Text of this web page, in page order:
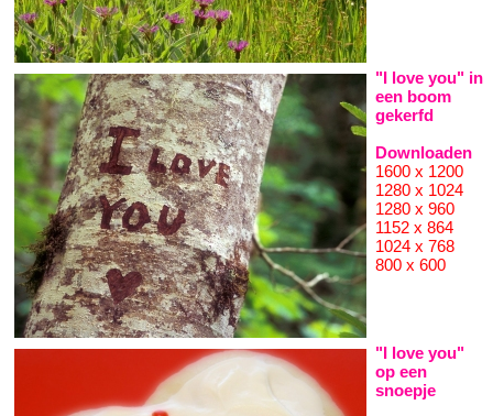
"I love you" in
een boom
gekerfd
Downloaden
1600 x 1200
1280 x 1024
1280 x 960
1152 x 864
1024 x 768
800 x 600
"I love you"
op een
snoepje